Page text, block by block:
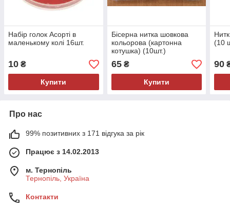
Набір голок Асорті в
маленькому колі 16шт.
10 ₴
Купити
Бісерна нитка шовкова
кольорова (картонна
котушка) (10шт.)
65₴
Купити
(10
90
Про нас
99% позитивних з 171 відгука за рік
Працює з 14.02.2013
м. Тернопіль
Тернопіль, Україна
Контакти